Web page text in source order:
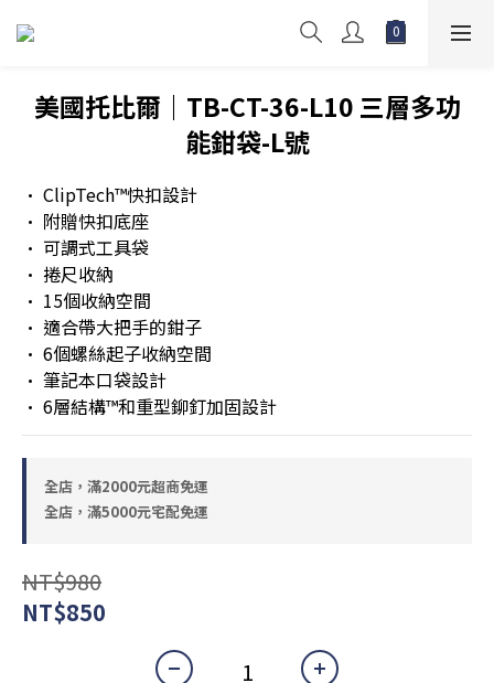
美國托比爾｜TB-CT-36-L10 三層多功
能鉗袋-L號
• ClipTech™快扣設計
• 附贈快扣底座
• 可調式工具袋
• 捲尺收納
• 15個收納空間
• 適合帶大把手的鉗子
• 6個螺絲起子收納空間
• 筆記本口袋設計
• 6層結構™和重型鉚釘加固設計
全店，滿2000元超商免運
全店，滿5000元宅配免運
NT$980
NT$850